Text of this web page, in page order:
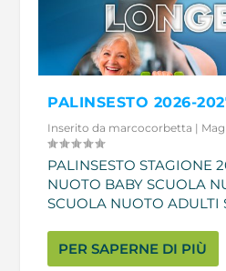
PALINSESTO 2026-
Inserito da marcocorbetta |
PALINSESTO STAGIONE
NUOTO BABY SCUOLA
SCUOLA NUOTO ADULTI
PER SAPERNE DI PIÙ